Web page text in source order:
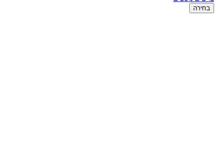
בחירה